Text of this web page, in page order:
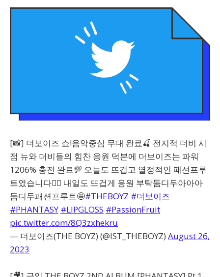
[📸] 더보이즈 쇼!음악중심 무대 완료🍒 전지적 더비 시
점 뉴와 더비들의 힘찬 응원 덕분에 더보이즈는 파워
1206% 충전 완료💯 오늘도 뜨겁고 열정적인 패션프루
트였습니다❤️‍🔥 내일도 뜨겁게 응원 부탁둠디두아아아
둠디두패션프루트🤩#THEBOYZ #더보이즈
#PHANTASY #LIPGLOSS #PassionFruit
pic.twitter.com/8Q3zxhekru
— 더보이즈(THE BOYZ) (@IST_THEBOYZ) August 26,
2023